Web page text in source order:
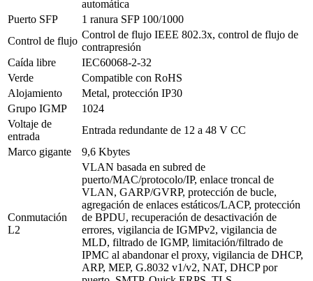
automática
Puerto SFP
1 ranura SFP 100/1000
Control de flujo
Control de flujo IEEE 802.3x, control de flujo de
contrapresión
Caída libre
IEC60068-2-32
Verde
Compatible con RoHS
Alojamiento
Metal, protección IP30
Grupo IGMP
1024
Voltaje de
entrada
Entrada redundante de 12 a 48 V CC
Marco gigante
9,6 Kbytes
Conmutación
L2
VLAN basada en subred de
puerto/MAC/protocolo/IP, enlace troncal de
VLAN, GARP/GVRP, protección de bucle,
agregación de enlaces estáticos/LACP, protección
de BPDU, recuperación de desactivación de
errores, vigilancia de IGMPv2, vigilancia de
MLD, filtrado de IGMP, limitación/filtrado de
IPMC al abandonar el proxy, vigilancia de DHCP,
ARP, MEP, G.8032 v1/v2, NAT, DHCP por